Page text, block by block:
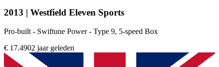
2013 | Westfield Eleven Sports
Pro-built - Swiftune Power - Type 9, 5-speed Box
€ 17.4902 jaar geleden